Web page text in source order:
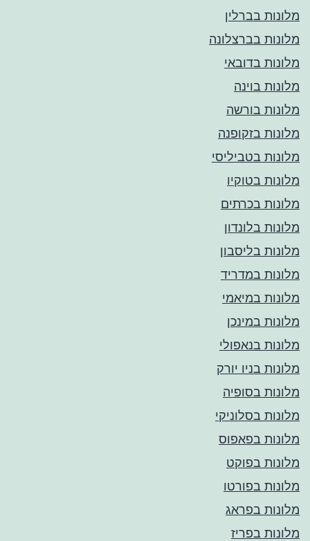
מלונות בברלין
מלונות בברצלונה
מלונות בדובאי
מלונות בוינה
מלונות בורשה
מלונות בזקופנה
מלונות בטביליסי
מלונות בטוקיו
מלונות בכרתים
מלונות בלונדון
מלונות בליסבון
מלונות במדריד
מלונות במיאמי
מלונות במינכן
מלונות בנאפולי
מלונות בניו יורק
מלונות בסופיה
מלונות בסלוניקי
מלונות בפאפוס
מלונות בפוקט
מלונות בפורטו
מלונות בפראג
מלונות בפריז